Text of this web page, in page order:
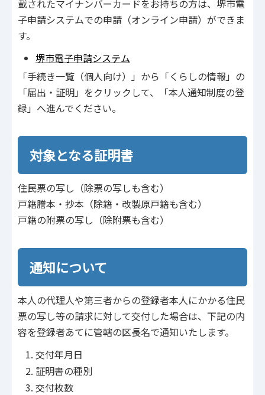
載されたマイナンバーカードをお持ちの方は、堺市電
子申請システムでの申請（オンライン申請）ができま
す。
堺市電子申請システム
「手続き一覧（個人向け）」から「くらしの情報」の
「届出・証明」をクリックして、「本人通知制度の登
録」へ進んでください。
対象となる証明書
住民票の写し（除票の写しも含む）
戸籍謄本・抄本（除籍・改製原戸籍も含む）
戸籍の附票の写し（除附票も含む）
通知について
本人の代理人や第三者からの登録者本人にかかる住民
票の写し等の請求に対して交付した場合は、下記の内
容を登録者あてに管轄の区長名で通知いたします。
交付年月日
証明書の種別
交付枚数